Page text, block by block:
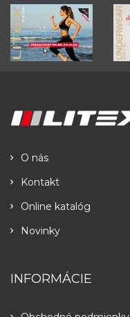
O nás
Kontakt
Online katalóg
Novinky
INFORMÁCIE